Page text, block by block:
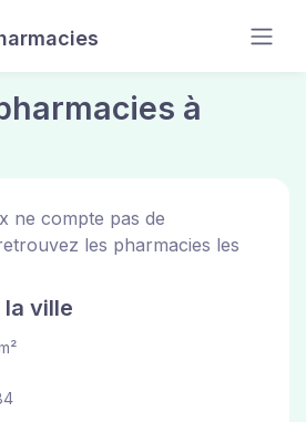
à
ne compte pas de
les pharmacies les
ville